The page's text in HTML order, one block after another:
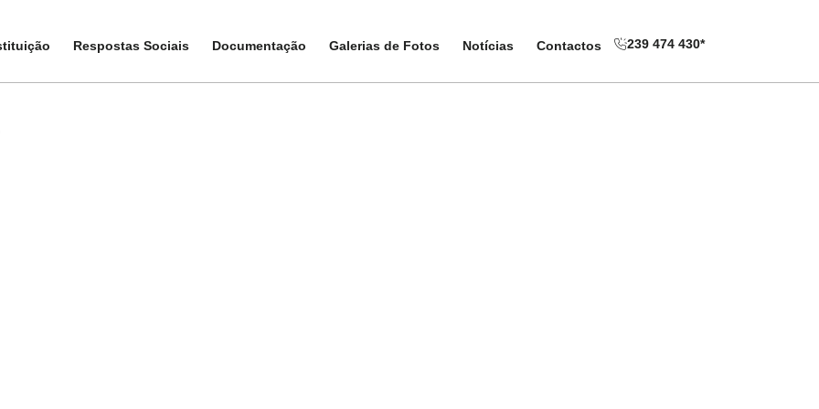
Respostas Sociais Documentação Galerias de Fotos Notícias Contactos 239 474 430*
Respostas Sociais Documentação Galerias de Fotos Notícias Contactos 239 474 430*
2025